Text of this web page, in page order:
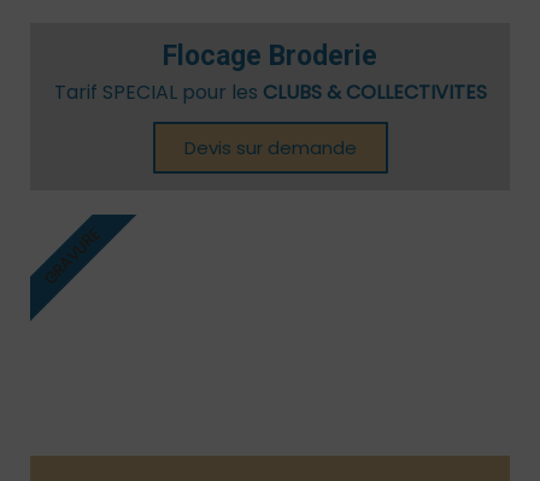
Flocage Broderie
Tarif SPECIAL pour les CLUBS & COLLECTIVITES
Devis sur demande
GRAVURE